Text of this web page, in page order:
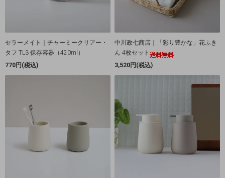
セラーメイト｜チャーミークリアー・
タフ TL3 保存容器（420ml）
770円(税込)
中川政七商店｜「彩り豊かな」花ふき
ん 4枚セット
3,520円(税込)